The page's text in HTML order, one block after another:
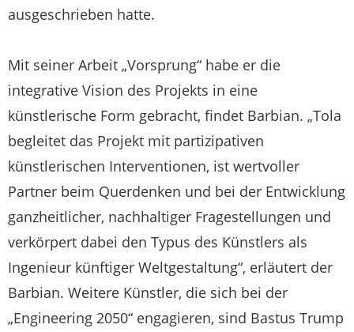
ausgeschrieben hatte.
Mit seiner Arbeit „Vorsprung“ habe er die
integrative Vision des Projekts in eine
künstlerische Form gebracht, findet Barbian. „Tola
begleitet das Projekt mit partizipativen
künstlerischen Interventionen, ist wertvoller
Partner beim Querdenken und bei der Entwicklung
ganzheitlicher, nachhaltiger Fragestellungen und
verkörpert dabei den Typus des Künstlers als
Ingenieur künftiger Weltgestaltung“, erläutert der
Barbian. Weitere Künstler, die sich bei der
„Engineering 2050“ engagieren, sind Bastus Trump